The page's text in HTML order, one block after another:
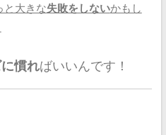
と大きな失敗をしないかもし
慣ればいいんです！